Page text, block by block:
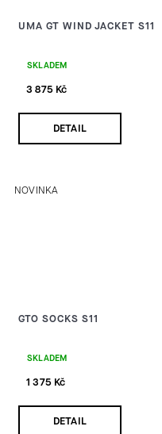
UMA GT WIND JACKET S11
SKLADEM
3 875 Kč
DETAIL
NOVINKA
GTO SOCKS S11
SKLADEM
1 375 Kč
DETAIL